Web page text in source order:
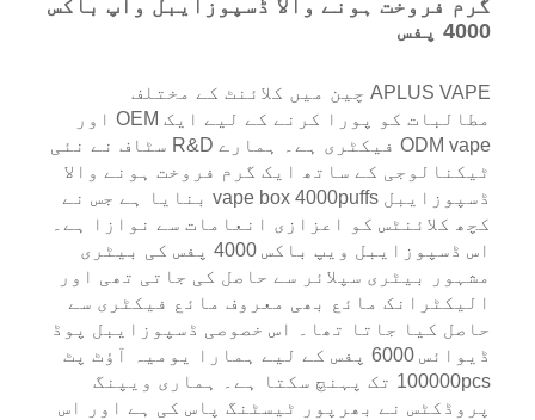
گرم فروخت ہونے والا ڈسپوزایبل واپ باکس
4000 پفس
APLUS VAPE چین میں کلائنٹ کے مختلف
مطالبات کو پورا کرنے کے لیے ایک OEM اور
ODM vape فیکٹری ہے۔ ہمارے R&D سٹاف نے نئی
ٹیکنالوجی کے ساتھ ایک گرم فروخت ہونے والا
ڈسپوزایبل vape box 4000puffs بنایا ہے جس نے
کچھ کلائنٹس کو اعزازی انعامات سے نوازا ہے۔
اس ڈسپوزایبل ویپ باکس 4000 پفس کی بیٹری
مشہور بیٹری سپلائر سے حاصل کی جاتی تھی اور
الیکٹرانک مائع بھی معروف مائع فیکٹری سے
حاصل کیا جاتا تھا۔ اس خصوصی ڈسپوزایبل پوڈ
ڈیوائس 6000 پفس کے لیے ہمارا یومیہ آؤٹ پٹ
100000pcs تک پہنچ سکتا ہے۔ ہماری ویپنگ
پروڈکٹس نے بھرپور ٹیسٹنگ پاس کی ہے اور اس